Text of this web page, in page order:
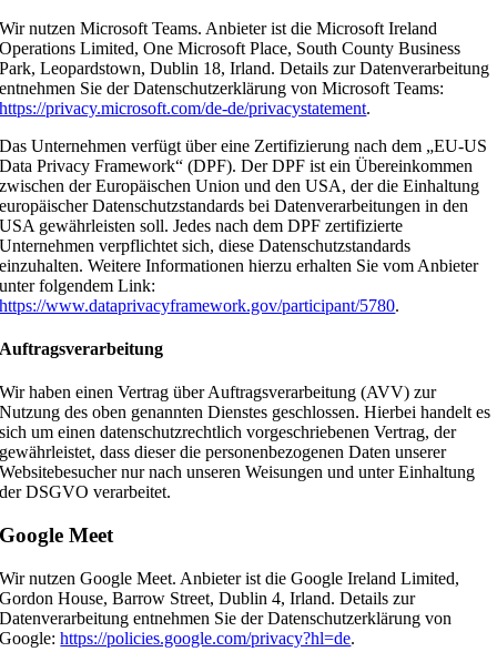
Wir nutzen Microsoft Teams. Anbieter ist die Microsoft Ireland
Operations Limited, One Microsoft Place, South County Business
Park, Leopardstown, Dublin 18, Irland. Details zur Datenverarbeitung
entnehmen Sie der Datenschutzerklärung von Microsoft Teams:
https://privacy.microsoft.com/de-de/privacystatement.
Das Unternehmen verfügt über eine Zertifizierung nach dem „EU-US
Data Privacy Framework“ (DPF). Der DPF ist ein Übereinkommen
zwischen der Europäischen Union und den USA, der die Einhaltung
europäischer Datenschutzstandards bei Datenverarbeitungen in den
USA gewährleisten soll. Jedes nach dem DPF zertifizierte
Unternehmen verpflichtet sich, diese Datenschutzstandards
einzuhalten. Weitere Informationen hierzu erhalten Sie vom Anbieter
unter folgendem Link:
https://www.dataprivacyframework.gov/participant/5780.
Auftragsverarbeitung
Wir haben einen Vertrag über Auftragsverarbeitung (AVV) zur
Nutzung des oben genannten Dienstes geschlossen. Hierbei handelt es
sich um einen datenschutzrechtlich vorgeschriebenen Vertrag, der
gewährleistet, dass dieser die personenbezogenen Daten unserer
Websitebesucher nur nach unseren Weisungen und unter Einhaltung
der DSGVO verarbeitet.
Google Meet
Wir nutzen Google Meet. Anbieter ist die Google Ireland Limited,
Gordon House, Barrow Street, Dublin 4, Irland. Details zur
Datenverarbeitung entnehmen Sie der Datenschutzerklärung von
Google:https://policies.google.com/privacy?hl=de.